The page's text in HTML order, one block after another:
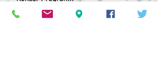
Mesruh Savaş, Gustav
Yunus Gencer, Masalımtırak